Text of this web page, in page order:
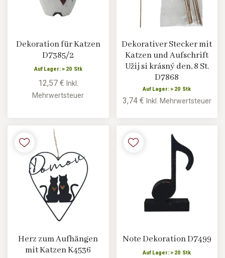
Dekoration für Katzen
D7385/2
Auf Lager: > 20 Stk
12,57 € Inkl.
Mehrwertsteuer
Dekorativer Stecker mit
Katzen und Aufschrift
Užij si krásný den, 8 St.
D7868
Auf Lager: > 20 Stk
3,74 € Inkl. Mehrwertsteuer
Herz zum Aufhängen
mit Katzen K4536
Note Dekoration D7499
Auf Lager: > 20 Stk